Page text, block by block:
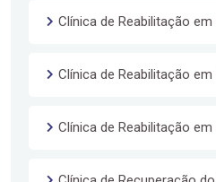
Clínica de Reabilitação
Clínica de Reabilitação
Clínica de Reabilitação